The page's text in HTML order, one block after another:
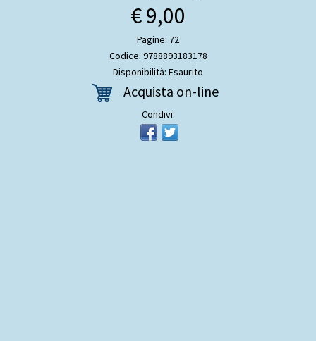
€ 9,00
Pagine: 72
Codice: 9788893183178
Disponibilità: Esaurito
Acquista on-line
Condivi: